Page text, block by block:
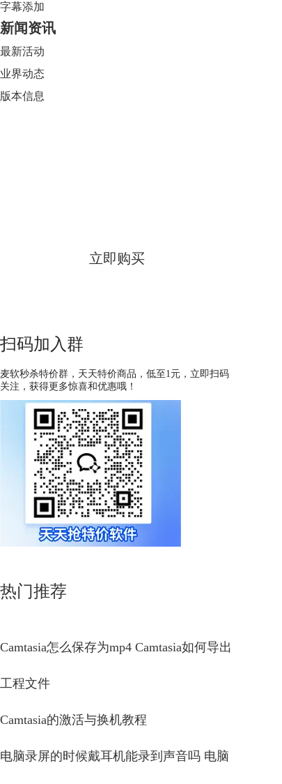
字幕添加
新闻资讯
最新活动
业界动态
版本信息
立即购买
扫码加入群
麦软秒杀特价群，天天特价商品，低至1元，立即扫码
关注，获得更多惊喜和优惠哦！
热门推荐
Camtasia怎么保存为mp4 Camtasia如何导出
工程文件
Camtasia的激活与换机教程
电脑录屏的时候戴耳机能录到声音吗 电脑